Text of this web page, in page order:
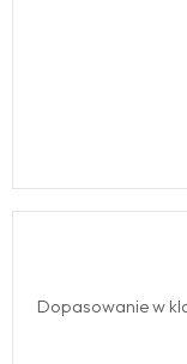
Dopasowanie w